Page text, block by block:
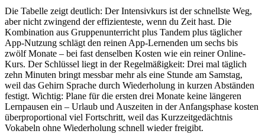
Die Tabelle zeigt deutlich: Der Intensivkurs ist der schnellste Weg,
aber nicht zwingend der effizienteste, wenn du Zeit hast. Die
Kombination aus Gruppenunterricht plus Tandem plus täglicher
App-Nutzung schlägt den reinen App-Lernenden um sechs bis
zwölf Monate – bei fast denselben Kosten wie ein reiner Online-
Kurs. Der Schlüssel liegt in der Regelmäßigkeit: Drei mal täglich
zehn Minuten bringt messbar mehr als eine Stunde am Samstag,
weil das Gehirn Sprache durch Wiederholung in kurzen Abständen
festigt. Wichtig: Plane für die ersten drei Monate keine längeren
Lernpausen ein – Urlaub und Auszeiten in der Anfangsphase kosten
überproportional viel Fortschritt, weil das Kurzzeitgedächtnis
Vokabeln ohne Wiederholung schnell wieder freigibt.